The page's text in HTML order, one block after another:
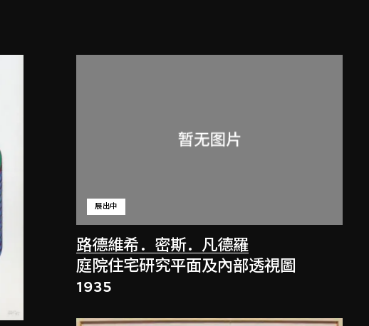
路德維希．密斯．凡德羅
展出中
庭院住宅研究平面及內部透視圖
1935